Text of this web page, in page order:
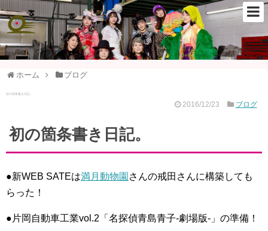
ホーム ブログ
初の箇条書き日記。
2016/12/23 ブログ
初の箇条書き日記。
●新WEB SATEは満月動物園 さんの戒田さんに構築しても
らった！
●片岡自動車工業vol.2「名探偵青島青子-劇場版-」の準備！